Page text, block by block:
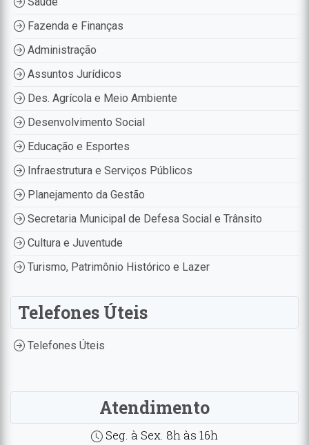
Fazenda e Finanças
Administração
Assuntos Jurídicos
Des. Agrícola e Meio Ambiente
Desenvolvimento Social
Educação e Esportes
Infraestrutura e Serviços Públicos
Planejamento da Gestão
Secretaria Municipal de Defesa Social e Trânsito
Cultura e Juventude
Turismo, Patrimônio Histórico e Lazer
Telefones Úteis
Telefones Úteis
Atendimento
Seg. à Sex. 8h às 16h